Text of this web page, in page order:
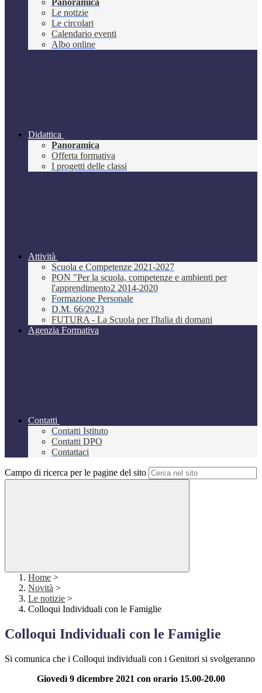
Panoramica
Le notizie
Le circolari
Calendario eventi
Albo online
Didattica
Panoramica
Offerta formativa
I progetti delle classi
Attività
Scuola e Competenze 2021-2027
PON "Per la scuola, competenze e ambienti per
l'apprendimento2 2014-2020
Formazione Personale
D.M. 66/2023
FUTURA - La Scuola per l'Italia di domani
Agenzia Formativa
Contatti
Contatti Istituto
Contatti DPO
Contattaci
Campo di ricerca per le pagine del sito
Home >
Novità >
Le notizie >
Colloqui Individuali con le Famiglie
Colloqui Individuali con le Famiglie
Si comunica che i Colloqui individuali con i Genitori si svolgeranno
Giovedì 9 dicembre 2021 con orario 15.00-20.00